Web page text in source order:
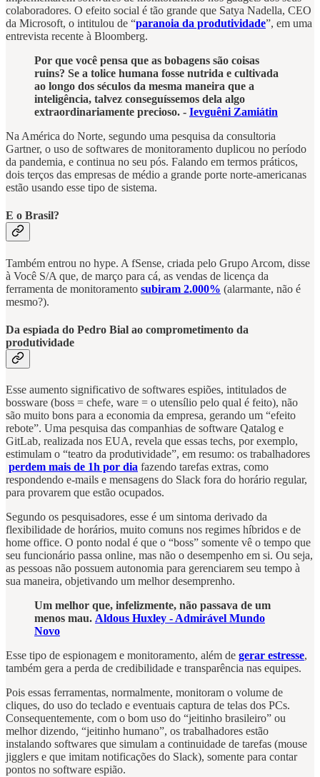
colaboradores. O efeito social é tão grande que Satya Nadella, CEO
da Microsoft, o intitulou de “paranoia da produtividade”, em uma
entrevista recente à Bloomberg.
Por que você pensa que as bobagens são coisas
ruins? Se a tolice humana fosse nutrida e cultivada
ao longo dos séculos da mesma maneira que a
inteligência, talvez conseguíssemos dela algo
extraordinariamente precioso. - Ievguêni Zamiátin
Na América do Norte, segundo uma pesquisa da consultoria
Gartner, o uso de softwares de monitoramento duplicou no período
da pandemia, e continua no seu pós. Falando em termos práticos,
dois terços das empresas de médio a grande porte norte-americanas
estão usando esse tipo de sistema.
E o Brasil?
Também entrou no hype. A fSense, criada pelo Grupo Arcom, disse
à Você S/A que, de março para cá, as vendas de licença da
ferramenta de monitoramento subiram 2.000% (alarmante, não é
mesmo?).
Da espiada do Pedro Bial ao comprometimento da
produtividade
Esse aumento significativo de softwares espiões, intitulados de
bossware (boss = chefe, ware = o utensílio pelo qual é feito), não
são muito bons para a economia da empresa, gerando um “efeito
rebote”. Uma pesquisa das companhias de software Qatalog e
GitLab, realizada nos EUA, revela que essas techs, por exemplo,
estimulam o “teatro da produtividade”, em resumo: os trabalhadores
perdem mais de 1h por dia fazendo tarefas extras, como
respondendo e-mails e mensagens do Slack fora do horário regular,
para provarem que estão ocupados.
Segundo os pesquisadores, esse é um sintoma derivado da
flexibilidade de horários, muito comuns nos regimes híbridos e de
home office. O ponto nodal é que o “boss” somente vê o tempo que
seu funcionário passa online, mas não o desempenho em si. Ou seja,
as pessoas não possuem autonomia para gerenciarem seu tempo à
sua maneira, objetivando um melhor desemprenho.
Um melhor que, infelizmente, não passava de um
menos mau. Aldous Huxley - Admirável Mundo
Novo
Esse tipo de espionagem e monitoramento, além de gerar estresse,
também gera a perda de credibilidade e transparência nas equipes.
Pois essas ferramentas, normalmente, monitoram o volume de
cliques, do uso do teclado e eventuais captura de telas dos PCs.
Consequentemente, com o bom uso do “jeitinho brasileiro” ou
melhor dizendo, “jeitinho humano”, os trabalhadores estão
instalando softwares que simulam a continuidade de tarefas (mouse
jigglers e que imitam notificações do Slack), somente para contar
pontos no software espião.